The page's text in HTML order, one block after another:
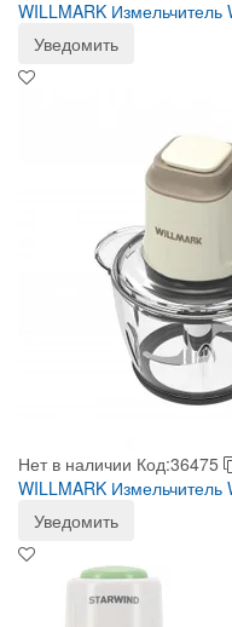
WILLMARK
Уведомить
Нет в наличии Код:36475
WILLMARK
Уведомить